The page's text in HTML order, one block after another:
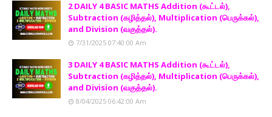
2 DAILY 4 BASIC MATHS Addition (கூட்டல்),
Subtraction (கழித்தல்), Multiplication (பெருக்கல்),
and Division (வகுத்தல்).
7/31/2025 07:40:00 Am
3 DAILY 4 BASIC MATHS Addition (கூட்டல்),
Subtraction (கழித்தல்), Multiplication (பெருக்கல்),
and Division (வகுத்தல்).
8/04/2025 06:42:00 Am